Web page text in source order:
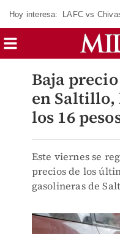
Hoy interesa: LAFC vs
Baja
en
los 16
Este viernes se
precios de los
gasolineras de